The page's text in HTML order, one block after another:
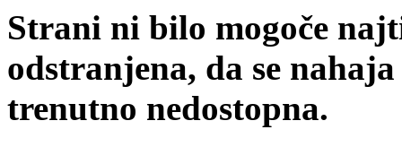
Strani ni bilo mogoče
odstranjena, da se
trenutno nedostopna.